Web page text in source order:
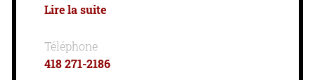
Lire la suite
Téléphone
418 271-2186